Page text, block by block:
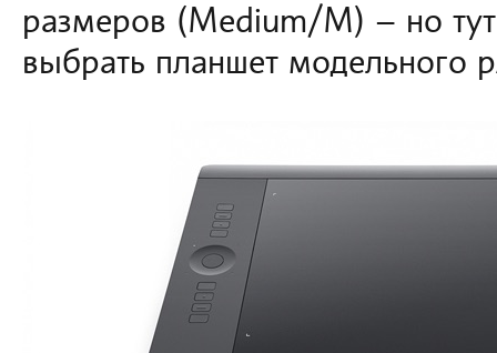
размеров (Medium/M) – но
выбрать планшет модельного